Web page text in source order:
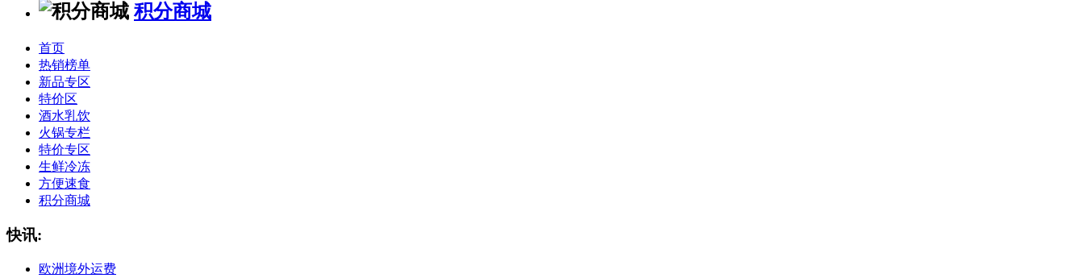
积分商城
首页
热销榜单
新品专区
特价区
酒水乳饮
火锅专栏
特价专区
生鲜冷冻
方便速食
积分商城
快讯:
欧洲境外运费